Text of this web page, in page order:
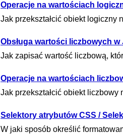
Operacje na wartościach
Jak przekształcić obiekt logiczny
Obsługa wartości liczbowych
Jak zapisać wartość liczbową,
Operacje na wartościach
Jak przekształcić obiekt
Selektory atrybutów CSS /
W jaki sposób określić